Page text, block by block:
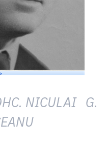
NICULAI G.